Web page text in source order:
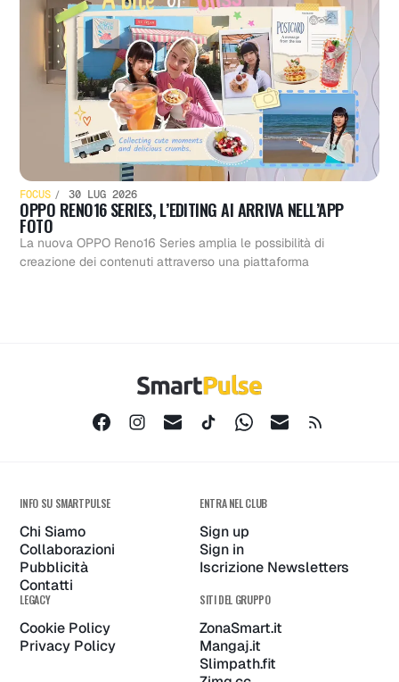
FOCUS 30 LUG 2026
OPPO RENO16 SERIES, L’EDITING AI ARRIVA NELL’APP
FOTO
La nuova OPPO Reno16 Series amplia le possibilità di
creazione dei contenuti attraverso una piattaforma
INFO SU SMARTPULSE
Chi Siamo
Collaborazioni
Pubblicità
Contatti
ENTRA NEL CLUB
Sign up
Sign in
Iscrizione Newsletters
LEGACY
Cookie Policy
Privacy Policy
SITI DEL GRUPPO
ZonaSmart.it
Mangaj.it
Slimpath.fit